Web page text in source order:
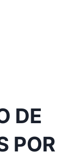
DE
POR